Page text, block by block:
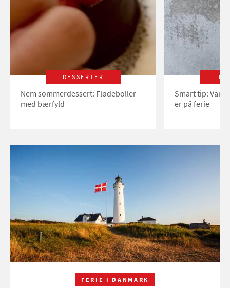
DESSERTER
Nem sommerdessert: Flødeboller
med bærfyld
Smart tip:
er på ferie
FERIE I DANMARK